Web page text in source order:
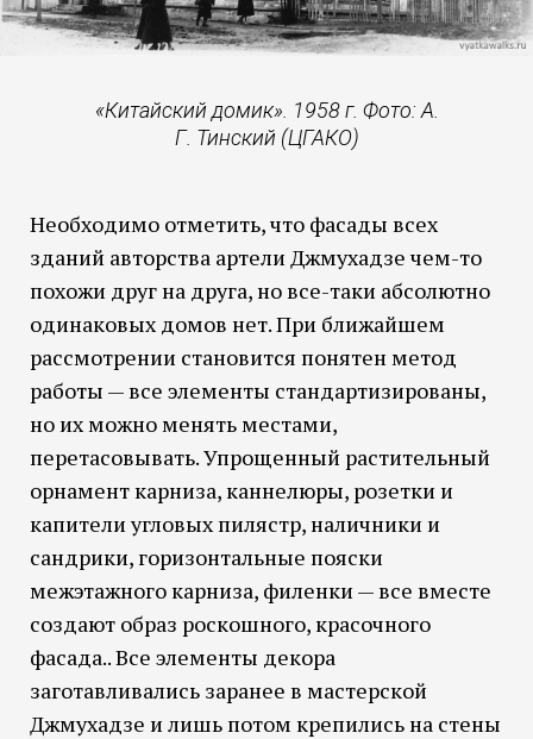
«Китайский домик». 1958 г. Фото: А.
Г. Тинский (ЦГАКО)
Необходимо отметить, что фасады всех
зданий авторства артели Джмухадзе чем-то
похожи друг на друга, но все-таки абсолютно
одинаковых домов нет. При ближайшем
рассмотрении становится понятен метод
работы — все элементы стандартизированы,
но их можно менять местами,
перетасовывать. Упрощенный растительный
орнамент карниза, каннелюры, розетки и
капители угловых пилястр, наличники и
сандрики, горизонтальные пояски
межэтажного карниза, филенки — все вместе
создают образ роскошного, красочного
фасада.. Все элементы декора
заготавливались заранее в мастерской
Джмухадзе и лишь потом крепились на стены